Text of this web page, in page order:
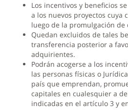
Los incentivos y beneficios
a los nuevos proyectos cuya
luego de la promulgación de
Quedan excluidos de tales
transferencia posterior a
adquirientes.
Podrán acogerse a los
las personas físicas o
país que emprendan,
capitales en cualesquier a
indicadas en el artículo 3 y